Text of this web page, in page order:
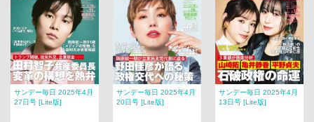
サンデー毎日 2025年4月
27日号 [Lite版]
サンデー毎日 2025年4月
20日号 [Lite版]
サンデー毎日 2025年4月
13日号 [Lite版]